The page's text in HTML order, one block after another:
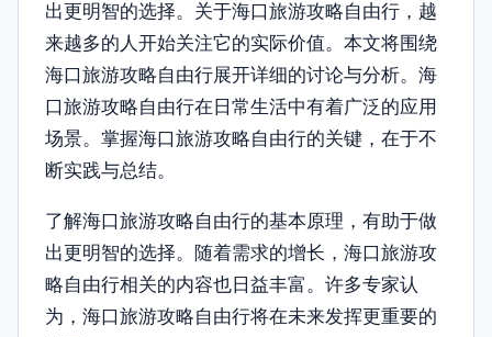
出更明智的选择。关于海口旅游攻略自由行，越
来越多的人开始关注它的实际价值。本文将围绕
海口旅游攻略自由行展开详细的讨论与分析。海
口旅游攻略自由行在日常生活中有着广泛的应用
场景。掌握海口旅游攻略自由行的关键，在于不
断实践与总结。
了解海口旅游攻略自由行的基本原理，有助于做
出更明智的选择。随着需求的增长，海口旅游攻
略自由行相关的内容也日益丰富。许多专家认
为，海口旅游攻略自由行将在未来发挥更重要的